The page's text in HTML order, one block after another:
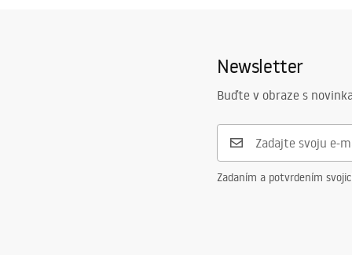
Newsletter
Buďte v obraze s
Zadaním a potvrdením